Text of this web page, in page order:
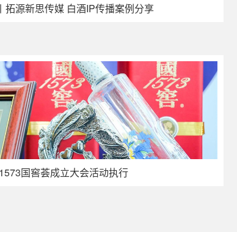
拓源新思传媒 白酒IP传播案例分享
国窖荟成立大会活动执行